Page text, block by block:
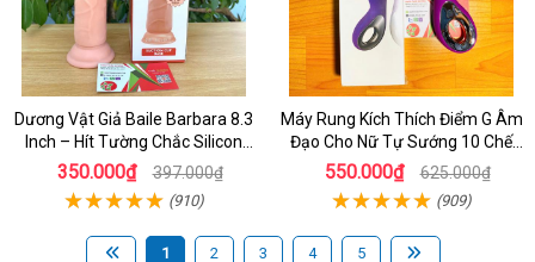
Dương Vật Giả Baile Barbara 8.3
Inch – Hít Tường Chắc Silicon
Giống Thật Cực Phê Cho Nữ Giới
350.000₫ 397.000₫
(910)
Máy Rung Kích Thích Điểm G Âm
Đạo Cho Nữ Tự Sướng 10 Chế
Độ Rung
550.000₫ 625.000₫
(909)
1 2 3 4 5